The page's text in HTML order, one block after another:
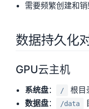
需要频繁创建和
数据持久化
GPU云主机
系统盘： /
根目
数据盘： /data